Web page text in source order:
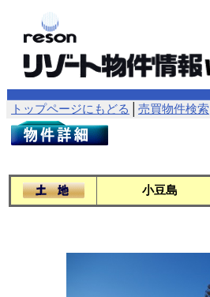
トップページにもどる 売買物件検索
小豆島